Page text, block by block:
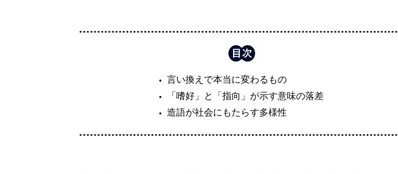
言い換えで本当に変わるもの
「嗜好」と「指向」が示す意味の落差
造語が社会にもたらす多様性